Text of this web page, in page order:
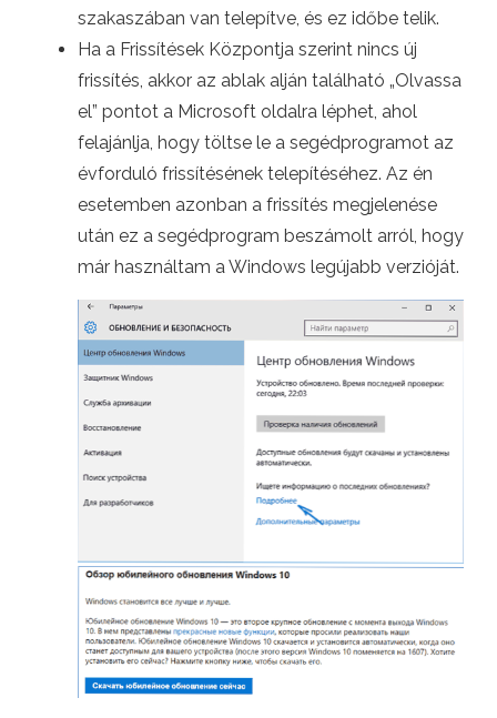
szakaszában van telepítve, és ez időbe telik.
Ha a Frissítések Központja szerint nincs új
frissítés, akkor az ablak alján található „Olvassa
el” pontot a Microsoft oldalra léphet, ahol
felajánlja, hogy töltse le a segédprogramot az
évforduló frissítésének telepítéséhez. Az én
esetemben azonban a frissítés megjelenése
után ez a segédprogram beszámolt arról, hogy
már használtam a Windows legújabb verzióját.